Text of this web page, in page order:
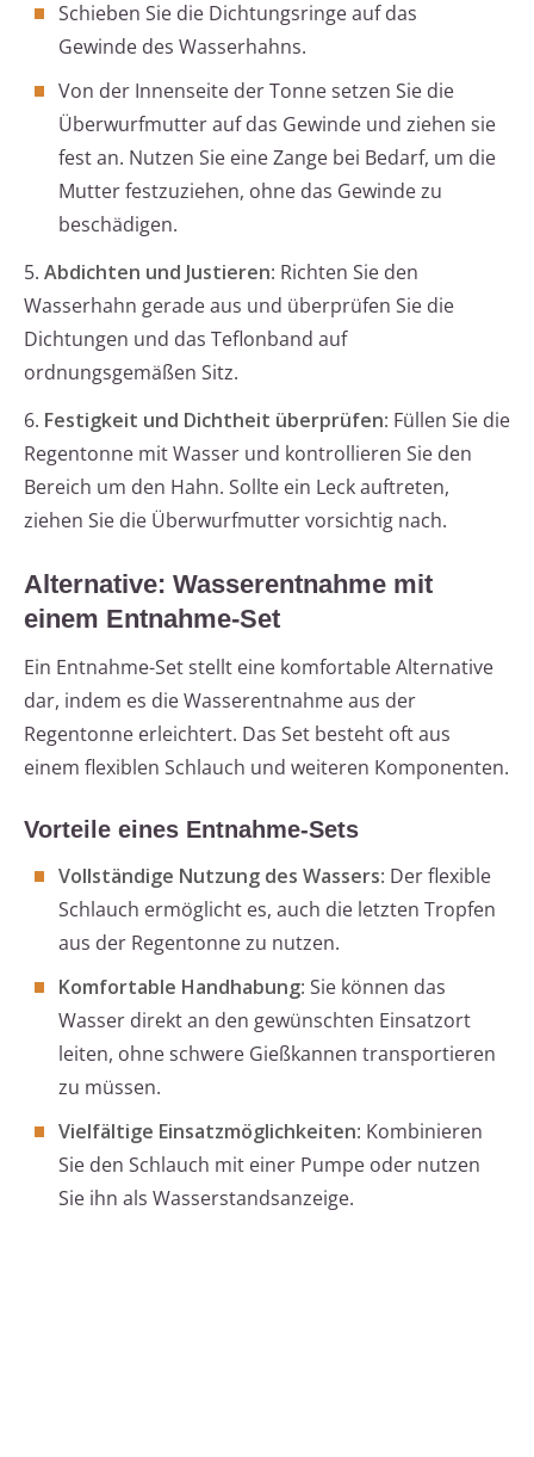
Schieben Sie die Dichtungsringe auf das
Gewinde des Wasserhahns.
Von der Innenseite der Tonne setzen Sie die
Überwurfmutter auf das Gewinde und ziehen sie
fest an. Nutzen Sie eine Zange bei Bedarf, um die
Mutter festzuziehen, ohne das Gewinde zu
beschädigen.
5. Abdichten und Justieren: Richten Sie den
Wasserhahn gerade aus und überprüfen Sie die
Dichtungen und das Teflonband auf
ordnungsgemäßen Sitz.
6. Festigkeit und Dichtheit überprüfen: Füllen Sie die
Regentonne mit Wasser und kontrollieren Sie den
Bereich um den Hahn. Sollte ein Leck auftreten,
ziehen Sie die Überwurfmutter vorsichtig nach.
Alternative: Wasserentnahme mit
einem Entnahme-Set
Ein Entnahme-Set stellt eine komfortable Alternative
dar, indem es die Wasserentnahme aus der
Regentonne erleichtert. Das Set besteht oft aus
einem flexiblen Schlauch und weiteren Komponenten.
Vorteile eines Entnahme-Sets
Vollständige Nutzung des Wassers: Der flexible
Schlauch ermöglicht es, auch die letzten Tropfen
aus der Regentonne zu nutzen.
Komfortable Handhabung: Sie können das
Wasser direkt an den gewünschten Einsatzort
leiten, ohne schwere Gießkannen transportieren
zu müssen.
Vielfältige Einsatzmöglichkeiten: Kombinieren
Sie den Schlauch mit einer Pumpe oder nutzen
Sie ihn als Wasserstandsanzeige.